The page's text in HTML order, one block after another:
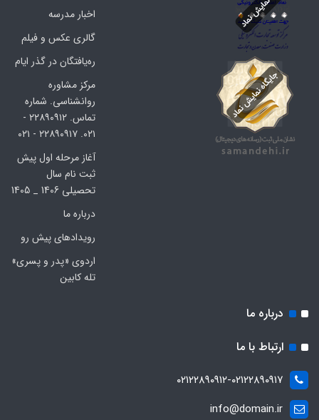
اخبار مدرسه
گالری عکس و فیلم
ره‌یافتگان در گذر ایام
مرکز مشاوره
روانشناسی. شماره
تماس. ۲۲۸۹۰۹۱۲ -
۰۲۱. ۲۲۸۹۰۹۱۷ - ۰۲۱
آغاز مرحله اول پیش
ثبت نام سال
تحصیلی 1406 _ 1405
درباره ما
رویدادهای پیش رو
اردوی «پدر و پسری»
تله کابین
درباره ما
ارتباط با ما
۰۲۱۲۲۸۹۰۹۱۲-۰۲۱۲۲۸۹۰۹۱۷
info@domain.ir